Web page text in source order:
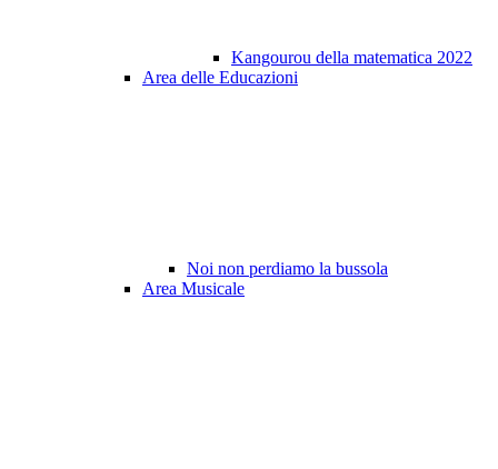
Kangourou della matematica 2022
Area delle Educazioni
Noi non perdiamo la bussola
Area Musicale